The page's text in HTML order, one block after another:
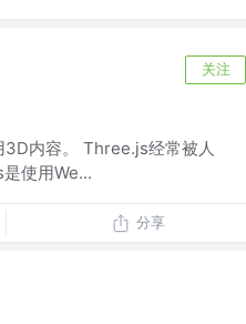
关注
内容。 Three.js经常被人
使用We...
分享